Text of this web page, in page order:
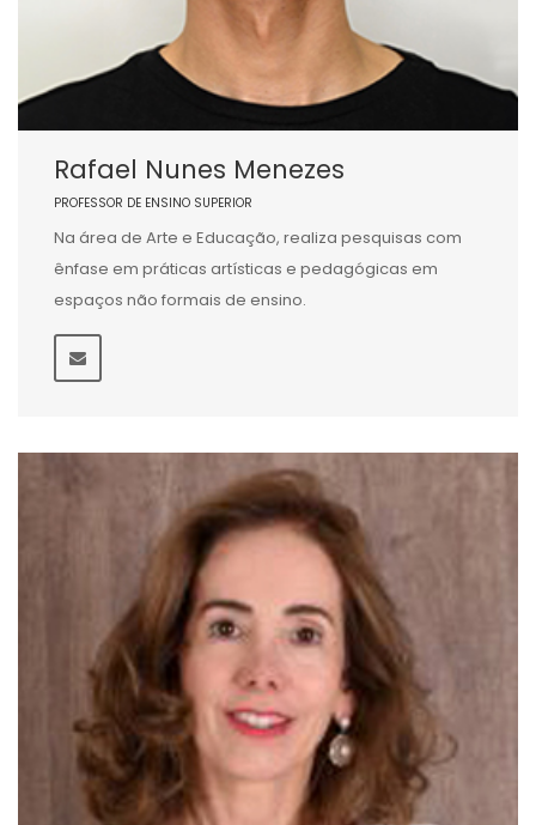
Rafael Nunes Menezes
PROFESSOR DE ENSINO SUPERIOR
Na área de Arte e Educação, realiza pesquisas com
ênfase em práticas artísticas e pedagógicas em
espaços não formais de ensino.